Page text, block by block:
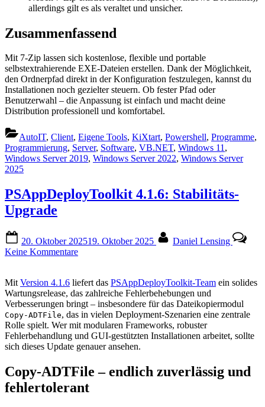
allerdings gilt es als veraltet und unsicher.
Zusammenfassend
Mit 7-Zip lassen sich kostenlose, flexible und portable
selbstextrahierende EXE-Dateien erstellen. Dank der Möglichkeit,
den Ordnerpfad direkt in der Konfiguration festzulegen, kannst du
Installationen noch gezielter steuern. Ob fester Pfad oder
Benutzerwahl – die Anpassung ist einfach und macht deine
Distribution professionell und komfortabel.
AutoIT, Client, Eigene Tools, KiXtart, Powershell, Programme,
Programmierung, Server, Software, VB.NET, Windows 11,
Windows Server 2019, Windows Server 2022, Windows Server
2025
PSAppDeployToolkit 4.1.6: Stabilitäts-
Upgrade
on
20. Oktober 202519. Oktober 2025
Daniel Lensing
Keine Kommentarezu
Stabilitäts-
Upgrade
Mit Version 4.1.6 liefert das PSAppDeployToolkit-Team ein solides
Wartungsrelease, das zahlreiche Fehlerbehebungen und
Verbesserungen bringt – insbesondere für das Dateikopiermodul
Copy-ADTFile, das in vielen Deployment-Szenarien eine zentrale
Rolle spielt. Wer mit modularen Frameworks, robuster
Fehlerbehandlung und GUI-gestützten Installationen arbeitet, sollte
sich dieses Update genauer ansehen.
Copy-ADTFile – endlich zuverlässig und
fehlertolerant